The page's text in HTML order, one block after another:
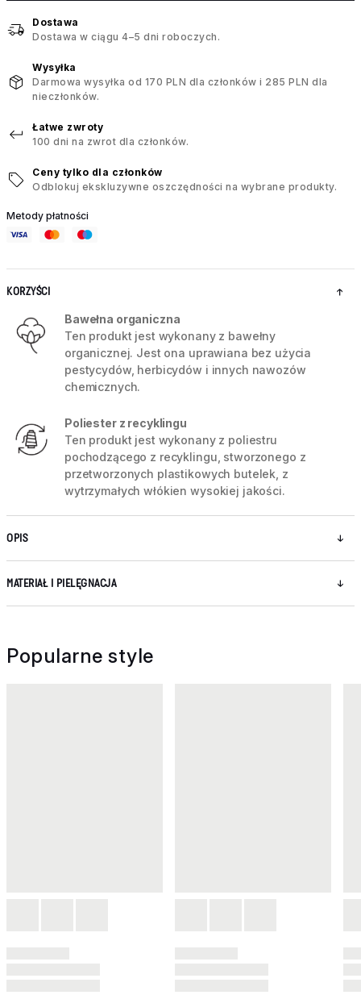
Dostawa
Dostawa w ciągu 4–5 dni roboczych.
Wysyłka
Darmowa wysyłka od 170 PLN dla członków i 285 PLN dla
nieczłonków.
Łatwe zwroty
100 dni na zwrot dla członków.
Ceny tylko dla członków
Odblokuj ekskluzywne oszczędności na wybrane produkty.
Metody płatności
KORZYŚCI
Bawełna organiczna
Ten produkt jest wykonany z bawełny
organicznej. Jest ona uprawiana bez użycia
pestycydów, herbicydów i innych nawozów
chemicznych.
Poliester z recyklingu
Ten produkt jest wykonany z poliestru
pochodzącego z recyklingu, stworzonego z
przetworzonych plastikowych butelek, z
wytrzymałych włókien wysokiej jakości.
OPIS
MATERIAŁ I PIELĘGNACJA
Popularne style